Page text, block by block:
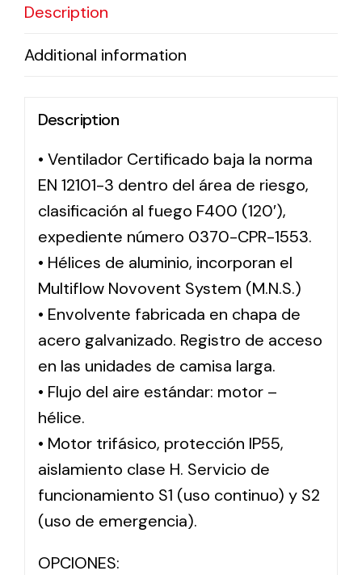
Description
Additional information
Description
• Ventilador Certificado baja la norma
EN 12101-3 dentro del área de riesgo,
clasificación al fuego F400 (120′),
expediente número 0370-CPR-1553.
• Hélices de aluminio, incorporan el
Multiflow Novovent System (M.N.S.)
• Envolvente fabricada en chapa de
acero galvanizado. Registro de acceso
en las unidades de camisa larga.
• Flujo del aire estándar: motor –
hélice.
• Motor trifásico, protección IP55,
aislamiento clase H. Servicio de
funcionamiento S1 (uso continuo) y S2
(uso de emergencia).
OPCIONES: